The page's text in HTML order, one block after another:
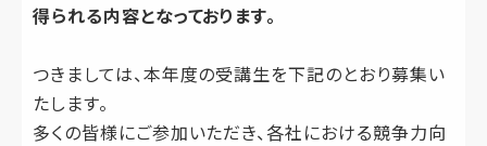
得られる内容となっております。
つきましては、本年度の受講生を下記のとおり募集い
たします。
多くの皆様にご参加いただき、各社における競争力向